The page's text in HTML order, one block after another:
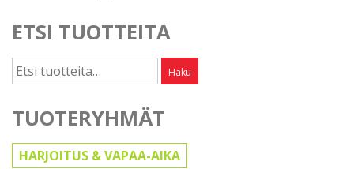
ETSI TUOTTEITA
Etsi: Haku
TUOTERYHMÄT
HARJOITUS & VAPAA-AIKA